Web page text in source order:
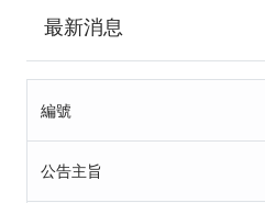
最新消息
編號
公告主旨